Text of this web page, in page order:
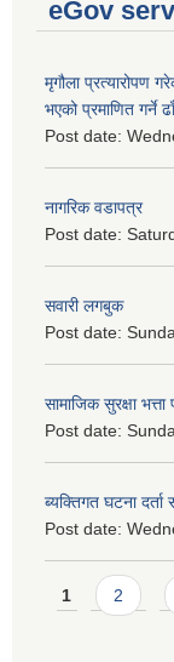
eGov
मृगौला प्रत्यारोपण
भएको प्रमाणित गर्ने
Post date:
नागरिक वडापत्र
Post date:
सवारी लगबुक
Post date:
सामाजिक सुरक्षा
Post date:
ब्यक्तिगत घटना दर्ता
Post date:
Pages
1 2